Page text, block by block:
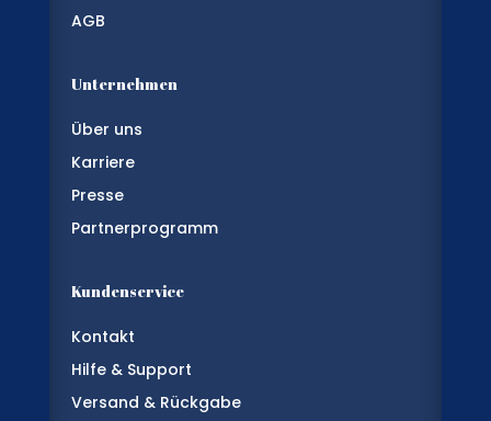
AGB
Unternehmen
Über uns
Karriere
Presse
Partnerprogramm
Kundenservice
Kontakt
Hilfe & Support
Versand & Rückgabe